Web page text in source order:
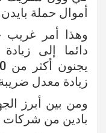
أموال حملة
وهذا أمر غريب
دائما إلى
زيادة معدل
ومن بين أبرز
بادين من شركات